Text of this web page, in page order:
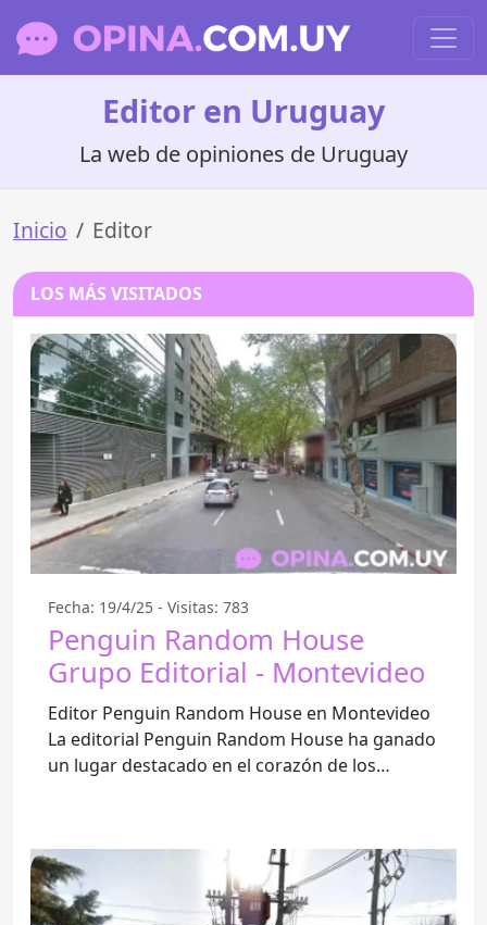
Editor en Uruguay
La web de opiniones de Uruguay
Inicio Editor
LOS MÁS VISITADOS
Fecha: 19/4/25 - Visitas: 783
Penguin Random House
Grupo Editorial - Montevideo
Editor Penguin Random House en Montevideo
La editorial Penguin Random House ha ganado
un lugar destacado en el corazón de los